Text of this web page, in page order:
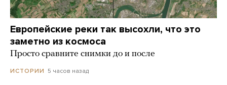
Европейские реки так высохли, что это
заметно из космоса
Просто сравните снимки до и после
ИСТОРИИ 5 часов назад